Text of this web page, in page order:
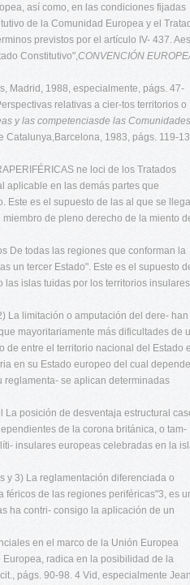
así como, en las condiciones fijadas
de la Comunidad Europea y el
previstos por el artículo IV- 437.
Constitutivo",CONVENCIÓN
Madrid, 1988, especialmente, págs. 47-
relativas a cier-tos territorios o
y las competenciasde las Comunidades
Catalunya,Barcelona, 1983, págs. 119-
ne loci de los Tratados
aplicable en las demás partes que
Este es el supuesto de las al que se llega
de pleno derecho de la miento
De todas las regiones que conforman la
un tercer Estado". Este es el supuesto
las islas tuidas por los territorios
La limitación o amputación del dere- han
mayoritariamente más dificultades de
de entre el territorio nacional del Estado
en su Estado europeo del cual
reglamenta- se aplican determinadas
posición de desventaja estructural
de la corona británica, o tam-
insulares europeas celebradas en la
y 3) La reglamentación diferenciada o
féricos de las regiones periféricas"3, es
ha contri- consigo la aplicación de un
en el marco de la Unión Europea
radica en la posibilidad de la
págs. 90-98. 4 Vid, especialmente